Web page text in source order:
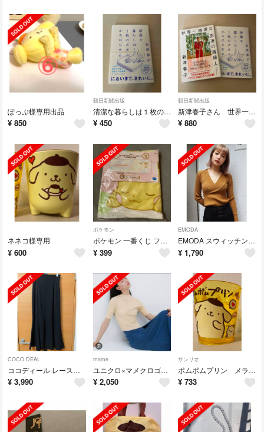
ぽっぷ様専用出品
¥ 850
朝日新聞出版
清潔な暮らしは１枚のタオルからはじまる 新津春子
¥ 450
朝日新聞出版
新津春子さん 世界一清潔な空港の清掃員 著書 2冊セット
¥ 880
ネネコ様専用
¥ 600
ポケモン
ポケモン 一番くじ フェイスタオル ピカチュウ
¥ 399
EMODA
EMODA スウィッチングタイトニット Vネックリブニット
¥ 1,790
COCO DEAL
ココディール レースアップハイウエストマーメイドスカート
¥ 3,990
mame
ユニクロ×マメクロゴウチ コラボ 3Dメッシュセーター ニット
¥ 2,050
サンリオ
ポムポムプリン メラミンカップ グラス
¥ 733